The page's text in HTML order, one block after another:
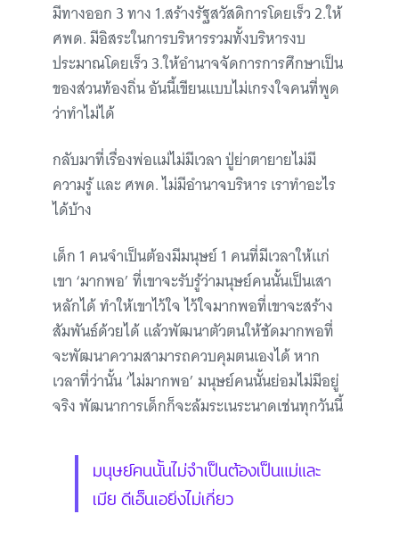
มีทางออก 3 ทาง 1.สร้างรัฐสวัสดิการโดยเร็ว 2.ให้
ศพด. มีอิสระในการบริหารรวมทั้งบริหารงบ
ประมาณโดยเร็ว 3.ให้อำนาจจัดการการศึกษาเป็น
ของส่วนท้องถิ่น อันนี้เขียนแบบไม่เกรงใจคนที่พูด
ว่าทำไม่ได้
กลับมาที่เรื่องพ่อแม่ไม่มีเวลา ปู่ย่าตายายไม่มี
ความรู้ และ ศพด. ไม่มีอำนาจบริหาร เราทำอะไร
ได้บ้าง
เด็ก 1 คนจำเป็นต้องมีมนุษย์ 1 คนที่มีเวลาให้แก่
เขา ‘มากพอ’ ที่เขาจะรับรู้ว่ามนุษย์คนนั้นเป็นเสา
หลักได้ ทำให้เขาไว้ใจ ไว้ใจมากพอที่เขาจะสร้าง
สัมพันธ์ด้วยได้ แล้วพัฒนาตัวตนให้ชัดมากพอที่
จะพัฒนาความสามารถควบคุมตนเองได้ หาก
เวลาที่ว่านั้น ‘ไม่มากพอ’ มนุษย์คนนั้นย่อมไม่มีอยู่
จริง พัฒนาการเด็กก็จะล้มระเนระนาดเช่นทุกวันนี้
มนุษย์คนนั้นไม่จำเป็นต้องเป็นแม่และ
เมีย ดีเอ็นเอยิ่งไม่เกี่ยว